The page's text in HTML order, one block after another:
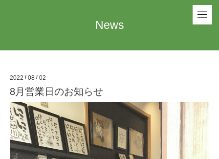
News
2022 / 08 / 02
8月営業日のお知らせ